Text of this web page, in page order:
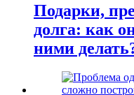
Подарки,
долга: как
ними